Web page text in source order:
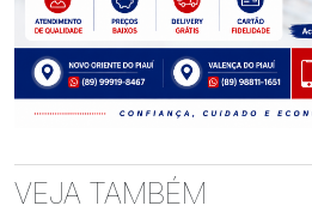
VEJA TAMBÉM